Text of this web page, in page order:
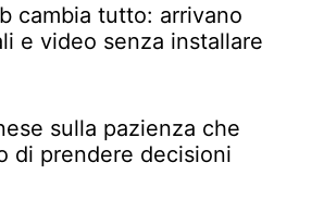
cambia tutto: arrivano
e video senza installare
sulla pazienza che
di prendere decisioni